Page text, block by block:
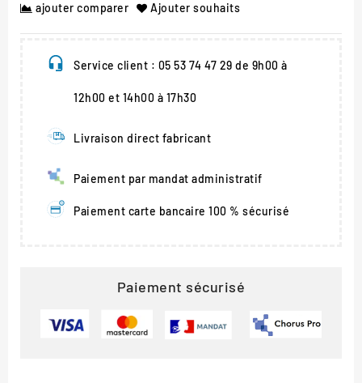
ajouter comparer Ajouter souhaits
Service client : 05 53 74 47 29 de 9h00 à
12h00 et 14h00 à 17h30
Livraison direct fabricant
Paiement par mandat administratif
Paiement carte bancaire 100 % sécurisé
Paiement sécurisé